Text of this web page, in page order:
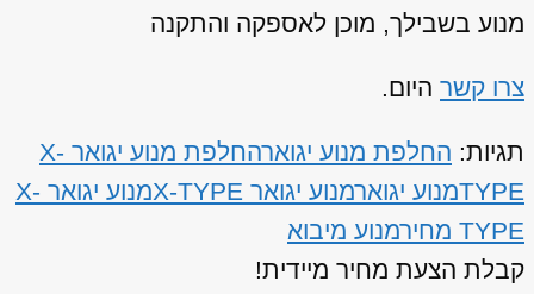
מנוע בשבילך, מוכן לאספקה והתקנה
צרו קשר היום.
תגיות: החלפת מנוע יגואר
החלפת מנוע יגואר X-
TYPEמנוע יגוארמנוע יגואר X-TYPE
מנוע יגואר X-
TYPE מחיר
מנוע מיבוא
קבלת הצעת מחיר מיידית!